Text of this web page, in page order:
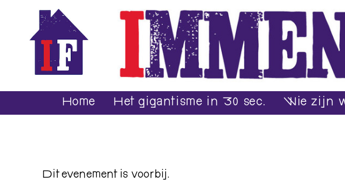
Home Het gigantisme in 30 sec. Wie zijn
Dit evenement is voorbij.